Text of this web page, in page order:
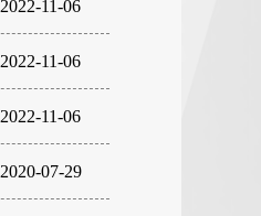
2022-11-06
2022-11-06
2022-11-06
2020-07-29